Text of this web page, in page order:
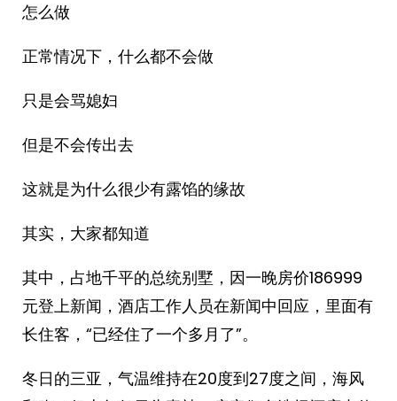
怎么做
正常情况下，什么都不会做
只是会骂媳妇
但是不会传出去
这就是为什么很少有露馅的缘故
其实，大家都知道
其中，占地千平的总统别墅，因一晚房价186999
元登上新闻，酒店工作人员在新闻中回应，里面有
长住客，“已经住了一个多月了”。
冬日的三亚，气温维持在20度到27度之间，海风